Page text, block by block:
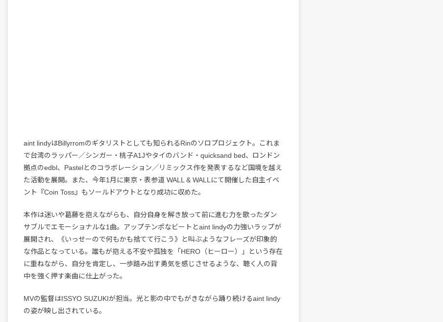
aint lindyはBillyrromのギタリストとしても知られるRinのソロプロジェクト。これま
で台湾のラッパー／シンガー・桃子A1Jやタイのバンド・quicksand bed、ロンドン
拠点のedbl、Pastelとのコラボレーション／リミックス作を発表するなど国境を越え
た活動を展開。また、今年1月に東京・表参道 WALL & WALLにて開催した自主イベ
ント『Coin Toss』もソールドアウトとなり成功に収めた。
本作は迷いや葛藤を抱えながらも、自分自身を解き放って前に進む力を歌ったダン
サブルでエモーショナルな1曲。アップテンポなビートとaint lindyの力強いラップが
展開され、《いっせーので何もかも捨てて行こう》と叫ぶようなフレーズが印象的
な作品となっている。誰もが抱える不安や孤独を「HERO（ヒーロー）」という存在
に重ねながら、自分を肯定し、一歩踏み出す勇気を感じさせるような、聴く人の背
中を強く押す楽曲に仕上がった。
MVの監督はISSYO SUZUKIが担当。光と影の中でもがきながら踊り続けるaint lindy
の姿が映し出されている。